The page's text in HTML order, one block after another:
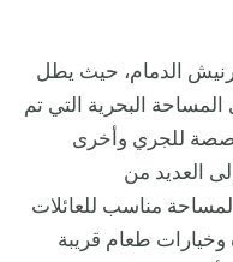
الدمام، حيث يطل
البحرية التي تم
للجري وأخرى
العديد من
مناسب للعائلات
وخيارات طعام قريبة